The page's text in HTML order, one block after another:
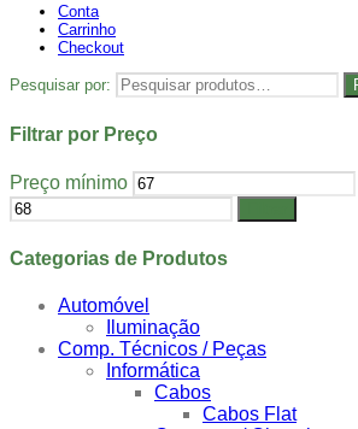
Conta
Carrinho
Checkout
Pesquisar por:
Filtrar por Preço
Preço mínimo
Categorias de Produtos
Automóvel
Iluminação
Comp. Técnicos / Peças
Informática
Cabos
Cabos Flat